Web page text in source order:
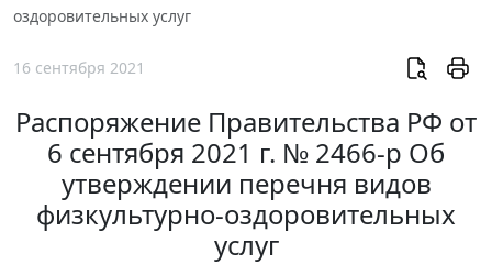
оздоровительных услуг
16 сентября 2021
Распоряжение Правительства РФ от
6 сентября 2021 г. № 2466-р Об
утверждении перечня видов
физкультурно-оздоровительных
услуг